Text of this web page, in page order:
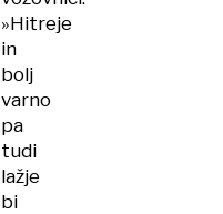
»Hitreje
in
bolj
varno
pa
tudi
lažje
bi